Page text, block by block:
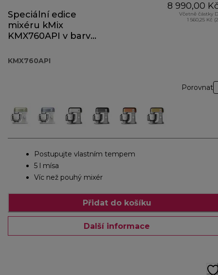
Speciální edice
mixéru kMix
KMX760API v barvě
KMX760API
8 990,00
Včetně částky
1 560,25 Kč
Porovnat
Postupujte vlastním tempem
5 l mísa
Víc než pouhý mixér
Přidat do košíku
Další informace